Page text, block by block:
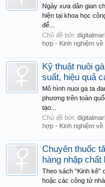
Ngày xưa dân gian
hiện tại khoa học
để...
Chủ đề bởi:
hợp - Kinh nghiệm về
Kỹ thuật nuôi
suất, hiệu quả
Mô hình nuoi ga ta
phương trên toàn
tạo...
Chủ đề bởi:
hợp - Kinh nghiệm về
Chuyên thuốc
hàng nhập
Theo sách “Kinh kê”
hoặc các công tử